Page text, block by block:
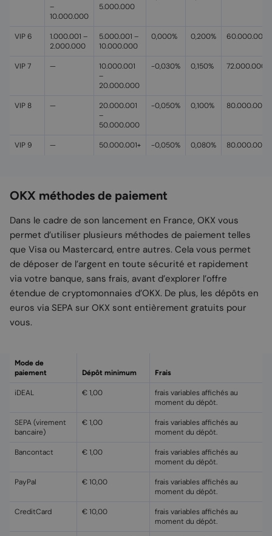
–
10.000.000
5.000.000
VIP 6
1.000.001 –
2.000.000
5.000.001 –
10.000.000
0,000% 0,200% 60.000.000
VIP 7 —
10.000.001
–
20.000.000
-0,030% 0,150% 72.000.000
VIP 8 —
20.000.001
–
50.000.000
-0,050% 0,100% 80.000.000
VIP 9 — 50.000.001+ -0,050% 0,080% 80.000.000
OKX méthodes de paiement
Dans le cadre de son lancement en France, OKX vous
permet d’utiliser plusieurs méthodes de paiement telles
que Visa ou Mastercard, entre autres. Cela vous permet
de déposer de l’argent en toute sécurité et rapidement
via votre banque, sans frais, avant d’explorer l’offre
étendue de cryptomonnaies d’OKX. De plus, les dépôts en
euros via SEPA sur OKX sont entièrement gratuits pour
vous.
Mode de
paiement
Dépôt minimum Frais
iDEAL € 1,00
frais variables affichés au
moment du dépôt.
SEPA (virement
bancaire)
€ 1,00
frais variables affichés au
moment du dépôt.
Bancontact € 1,00
frais variables affichés au
moment du dépôt.
PayPal € 10,00
frais variables affichés au
moment du dépôt.
CreditCard € 10,00
frais variables affichés au
moment du dépôt.